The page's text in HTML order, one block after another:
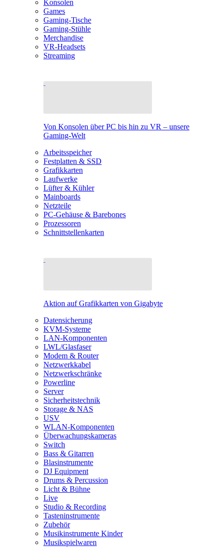
Konsolen
Games
Gaming-Tische
Gaming-Stühle
Merchandise
VR-Headsets
Streaming
Von Konsolen über PC bis hin zu VR – unsere
Gaming-Welt
Arbeitsspeicher
Festplatten & SSD
Grafikkarten
Laufwerke
Lüfter & Kühler
Mainboards
Netzteile
PC-Gehäuse & Barebones
Prozessoren
Schnittstellenkarten
Aktion auf Grafikkarten von Gigabyte
Datensicherung
KVM-Systeme
LAN-Komponenten
LWL/Glasfaser
Modem & Router
Netzwerkkabel
Netzwerkschränke
Powerline
Server
Sicherheitstechnik
Storage & NAS
USV
WLAN-Komponenten
Überwachungskameras
Switch
Bass & Gitarren
Blasinstrumente
DJ Equipment
Drums & Percussion
Licht & Bühne
Live
Studio & Recording
Tasteninstrumente
Zubehör
Musikinstrumente Kinder
Musikspielwaren